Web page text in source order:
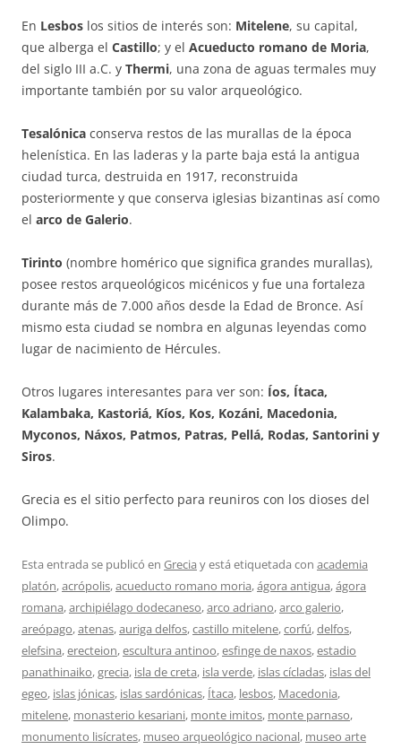
En Lesbos los sitios de interés son: Mitelene, su capital,
que alberga el Castillo; y el Acueducto romano de Moria,
del siglo III a.C. y Thermi, una zona de aguas termales muy
importante también por su valor arqueológico.
Tesalónica conserva restos de las murallas de la época
helenística. En las laderas y la parte baja está la antigua
ciudad turca, destruida en 1917, reconstruida
posteriormente y que conserva iglesias bizantinas así como
el arco de Galerio.
Tirinto (nombre homérico que significa grandes murallas),
posee restos arqueológicos micénicos y fue una fortaleza
durante más de 7.000 años desde la Edad de Bronce. Así
mismo esta ciudad se nombra en algunas leyendas como
lugar de nacimiento de Hércules.
Otros lugares interesantes para ver son: Íos, Ítaca,
Kalambaka, Kastoriá, Kíos, Kos, Kozáni, Macedonia,
Myconos, Náxos, Patmos, Patras, Pellá, Rodas, Santorini y
Siros.
Grecia es el sitio perfecto para reuniros con los dioses del
Olimpo.
Esta entrada se publicó en Grecia y está etiquetada con academia
platón,acrópolis,acueducto romano moria,ágora antigua,ágora
romana,archipiélago dodecaneso,arco adriano,arco galerio,
areópago,atenas,auriga delfos,castillo mitelene,corfú,delfos,
elefsina,erecteion,escultura antinoo,esfinge de naxos,estadio
panathinaiko,grecia, isla de creta, isla verde, islas cícladas, islas del
egeo, islas jónicas, islas sardónicas, Ítaca, lesbos, Macedonia,
mitelene, monasterio kesariani, monte imitos, monte parnaso,
monumento lisícrates, museo arqueológico nacional, museo arte